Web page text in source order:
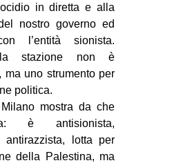
in diretta e alla
nostro governo ed
l’entità sionista.
la stazione non è
ma uno strumento per
politica.
mostra da che
è antisionista,
antirazzista, lotta per
della Palestina, ma